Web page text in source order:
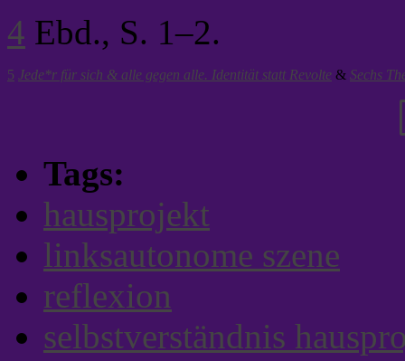
4 Ebd., S. 1–2.
5 Jede*r für sich & alle gegen alle. Identität statt Revolte & Sechs
Tags:
hausprojekt
linksautonome szene
reflexion
selbstverständnis